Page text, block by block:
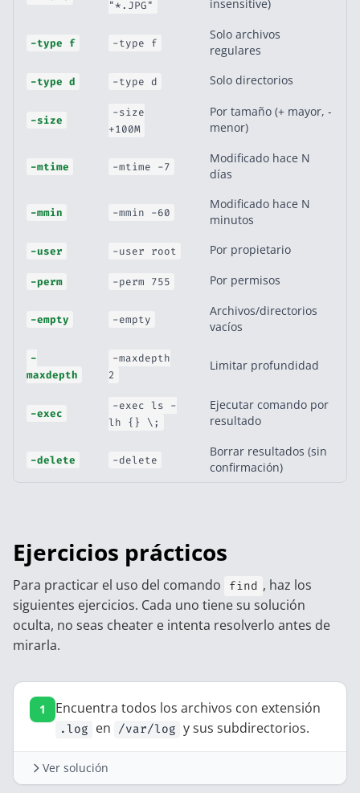
"*.JPG" insensitive)
-type f -type f
Solo archivos
regulares
-type d -type d Solo directorios
-size
-size
+100M
Por tamaño (+ mayor, -
menor)
-mtime -mtime -7
Modificado hace N
días
-mmin -mmin -60
Modificado hace N
minutos
-user -user root Por propietario
-perm -perm 755 Por permisos
-empty -empty
Archivos/directorios
vacíos
-
maxdepth
-maxdepth
2
Limitar profundidad
-exec
-exec ls -
lh {} \;
Ejecutar comando por
resultado
-delete -delete
Borrar resultados (sin
confirmación)
Ejercicios prácticos
Para practicar el uso del comando find , haz los
siguientes ejercicios. Cada uno tiene su solución
oculta, no seas cheater e intenta resolverlo antes de
mirarla.
Encuentra todos los archivos con extensión
.log en /var/log y sus subdirectorios.
Ver solución